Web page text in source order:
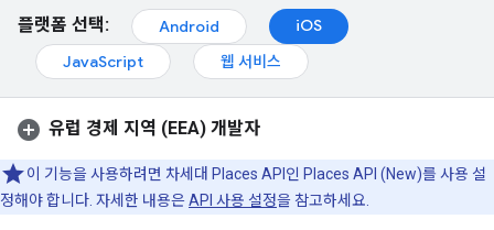
플랫폼 선택: Android
iOS
JavaScript
웹 서비스
유럽 경제 지역 (EEA) 개발자
이 기능을 사용하려면 차세대 Places API인 Places API (New)를 사용 설
정해야 합니다. 자세한 내용은API 사용 설정을 참고하세요.